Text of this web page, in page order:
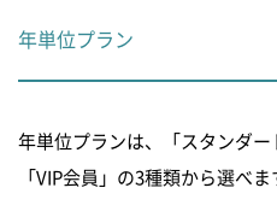
年単位プラン
年単位プランは、「スタンダー
「VIP会員」の3種類から選べま